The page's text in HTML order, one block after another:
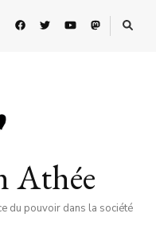
Athée
du pouvoir dans la société